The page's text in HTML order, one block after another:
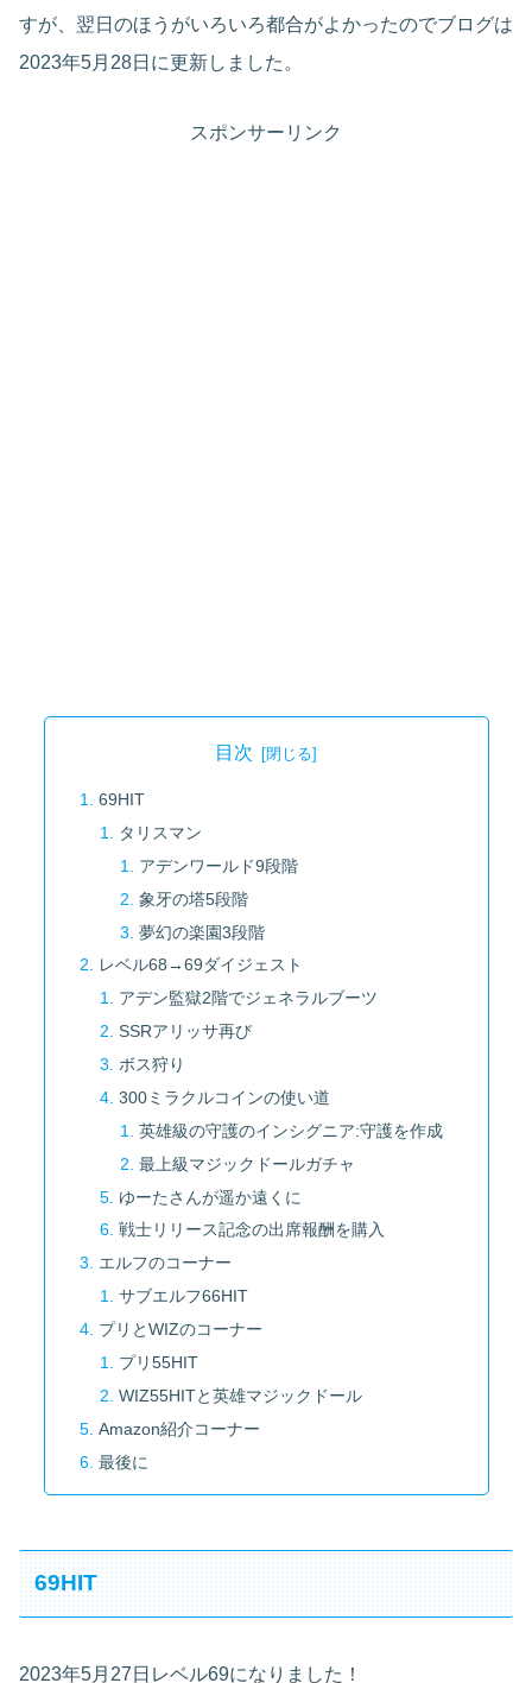
すが、翌日のほうがいろいろ都合がよかったのでブログは
2023年5月28日に更新しました。
スポンサーリンク
目次
69HIT
タリスマン
アデンワールド9段階
象牙の塔5段階
夢幻の楽園3段階
レベル68→69ダイジェスト
アデン監獄2階でジェネラルブーツ
SSRアリッサ再び
ボス狩り
300ミラクルコインの使い道
英雄級の守護のインシグニア:守護を作成
最上級マジックドールガチャ
ゆーたさんが遥か遠くに
戦士リリース記念の出席報酬を購入
エルフのコーナー
サブエルフ66HIT
プリとWIZのコーナー
プリ55HIT
WIZ55HITと英雄マジックドール
Amazon紹介コーナー
最後に
69HIT
2023年5月27日レベル69になりました！